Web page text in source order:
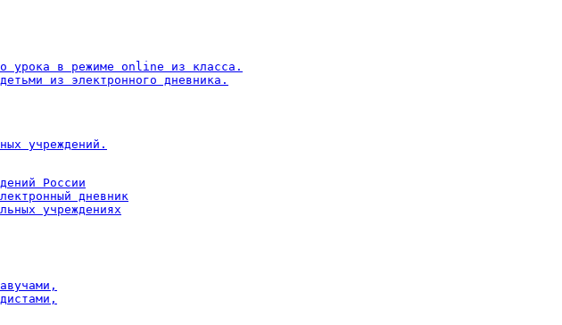
урока в режиме online из класса.
из электронного дневника.
учреждений.
России
дневник
учреждениях